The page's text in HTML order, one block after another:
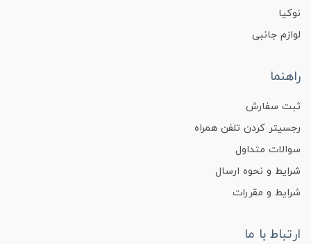
نوکیا
لوازم جانبی
راهنما
ثبت سفارش
رجسیتر کردن تلفن همراه
سوالات متداول
شرایط و نحوه ارسال
شرایط و مقررات
ارتباط با ما